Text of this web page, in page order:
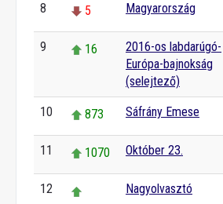
8 5 Magyarország
9 16
2016-os labdarúgó-
Európa-bajnokság
(selejtező)
10 873 Sáfrány Emese
11 1070 Október 23.
12
Nagyolvasztó